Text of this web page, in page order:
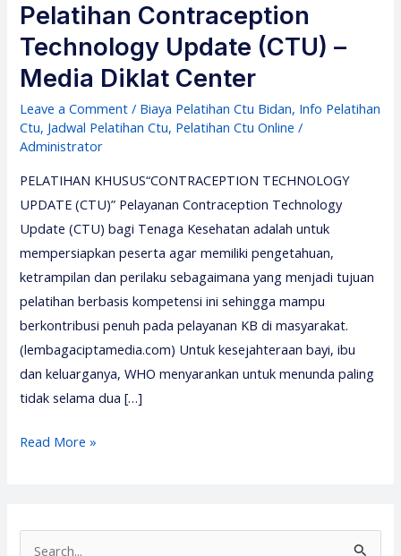
Pelatihan Contraception
Technology Update (CTU) –
Media Diklat Center
Leave a Comment / Biaya Pelatihan Ctu Bidan, Info Pelatihan
Ctu, Jadwal Pelatihan Ctu, Pelatihan Ctu Online /
Administrator
PELATIHAN KHUSUS“CONTRACEPTION TECHNOLOGY
UPDATE (CTU)” Pelayanan Contraception Technology
Update (CTU) bagi Tenaga Kesehatan adalah untuk
mempersiapkan peserta agar memiliki pengetahuan,
ketrampilan dan perilaku sebagaimana yang menjadi tujuan
pelatihan berbasis kompetensi ini sehingga mampu
berkontribusi penuh pada pelayanan KB di masyarakat.
(lembagaciptamedia.com) Untuk kesejahteraan bayi, ibu
dan keluarganya, WHO menyarankan untuk menunda paling
tidak selama dua […]
Pelatihan
Read More »